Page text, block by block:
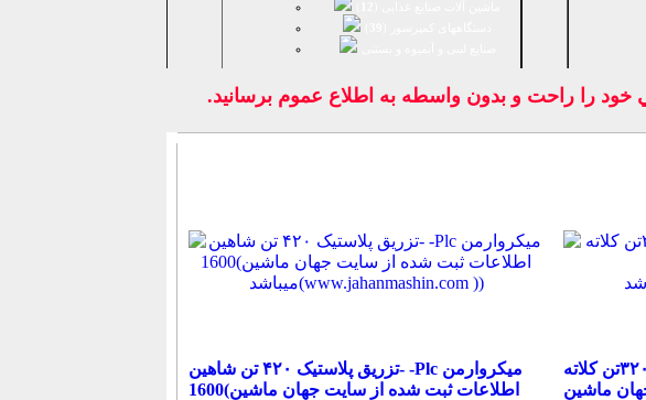
خود را راحت و بدون واسطه به اطلاع عموم برسانيد.
تزریق پلاستیک ۴۲۰ تن شاهین- -Plc میکروارمن
1600(اطلاعات ثبت شده از سایت جهان ماشین
تزریق پلاستیک ۳۲۰تن کلاته(اطلاعات ثبت شده از
ماشین